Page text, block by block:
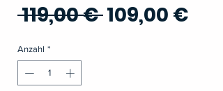
119,00 € 109,00 €
Anzahl *